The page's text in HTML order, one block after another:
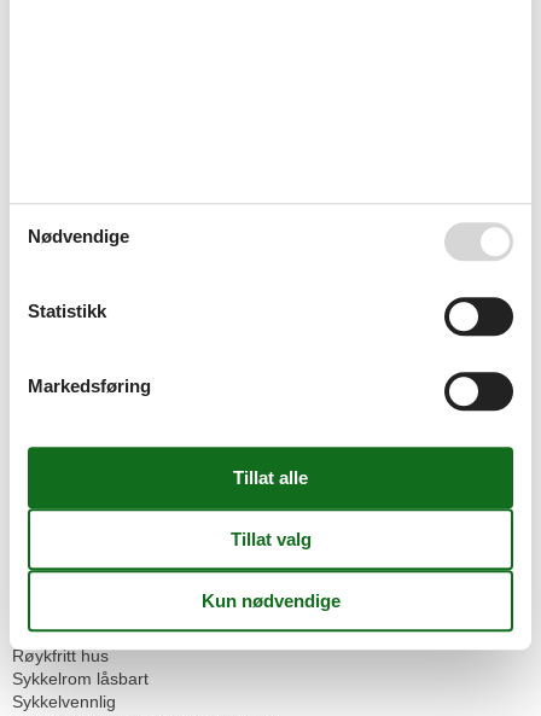
Grunnleggende fasiliteter
2020
Størrelse
43 m²
Hage til bruk
PARKERING
BBQ anlegg
Internett i fellesområdet
Klasse A husholdningsapparater
Over 18 (kun voksne)
Regenerativ energiproduksjon
Romservice
Røykfritt hus
Sykkelrom låsbart
Sykkelvennlig
Nødvendige
Statistikk
Markedsføring